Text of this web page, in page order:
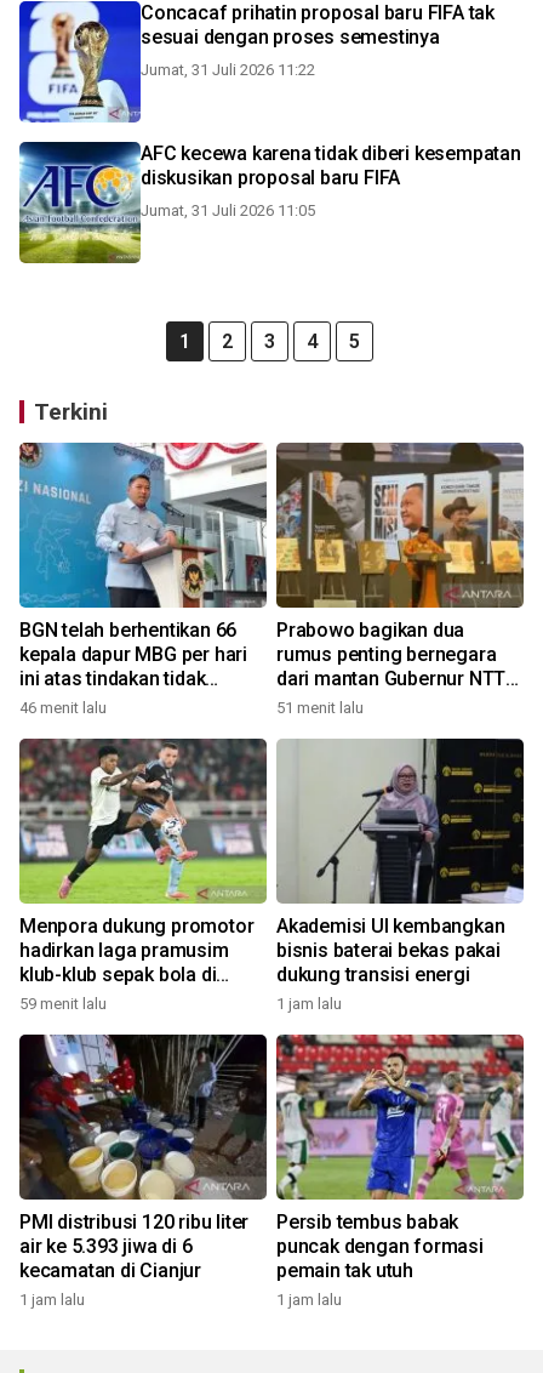
Concacaf prihatin proposal baru FIFA tak
sesuai dengan proses semestinya
Jumat, 31 Juli 2026 11:22
AFC kecewa karena tidak diberi kesempatan
diskusikan proposal baru FIFA
Jumat, 31 Juli 2026 11:05
1 2 3 4 5
Terkini
BGN telah berhentikan 66
kepala dapur MBG per hari
ini atas tindakan tidak
disiplin
46 menit lalu
Prabowo bagikan dua
rumus penting bernegara
dari mantan Gubernur NTT
Ben Mboi
51 menit lalu
Menpora dukung promotor
hadirkan laga pramusim
klub-klub sepak bola di
Indonesia
59 menit lalu
Akademisi UI kembangkan
bisnis baterai bekas pakai
dukung transisi energi
1 jam lalu
PMI distribusi 120 ribu liter
air ke 5.393 jiwa di 6
kecamatan di Cianjur
1 jam lalu
Persib tembus babak
puncak dengan formasi
pemain tak utuh
1 jam lalu